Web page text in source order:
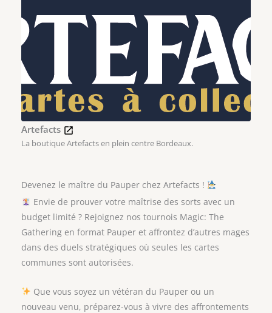
Artefacts
La boutique Artefacts en plein centre Bordeaux.
Devenez le maître du Pauper chez Artefacts !
Envie de prouver votre maîtrise des sorts avec un
budget limité ? Rejoignez nos tournois Magic: The
Gathering en format Pauper et affrontez d’autres mages
dans des duels stratégiques où seules les cartes
communes sont autorisées.
Que vous soyez un vétéran du Pauper ou un
nouveau venu, préparez-vous à vivre des affrontements